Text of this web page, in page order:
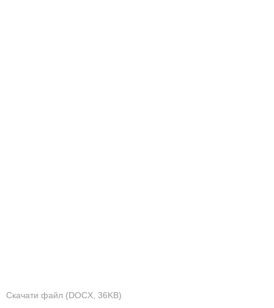
Скачати файл (DOCX, 36KB)